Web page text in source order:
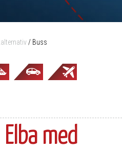
/ Buss
Elba med